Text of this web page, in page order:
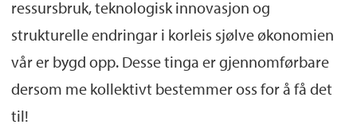
ressursbruk, teknologisk innovasjon og
strukturelle endringar i korleis sjølve økonomien
vår er bygd opp. Desse tinga er gjennomførbare
dersom me kollektivt bestemmer oss for å få det
til!